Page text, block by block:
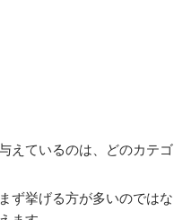
えているのは、どのカテ
ず挙げる方が多いのでは